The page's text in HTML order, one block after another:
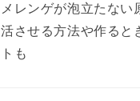
メレンゲが泡立たない
活させる方法や作ると
トも